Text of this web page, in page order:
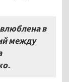
в
между